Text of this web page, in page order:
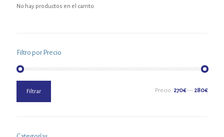
No hay productos en el carrito.
Filtro por Precio
mínimo
máximo
Filtrar Precio: 270€— 280€